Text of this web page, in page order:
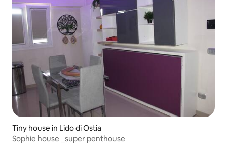
Tiny house in Lido di Ostia
Sophie house _super penthouse